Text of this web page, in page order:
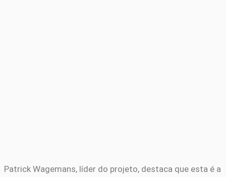
Patrick Wagemans, líder do projeto, destaca que esta é a